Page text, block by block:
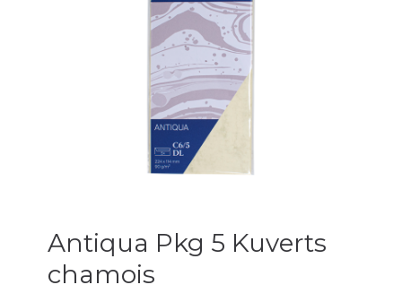
Antiqua Pkg 5 Kuverts
chamois